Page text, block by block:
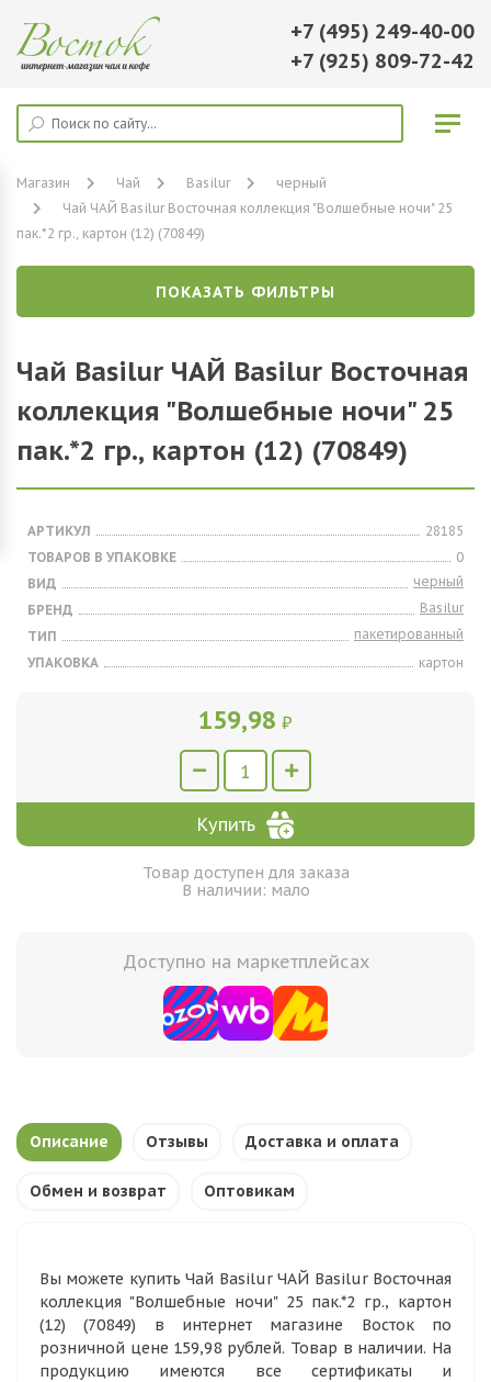
+7 (495) 249-40-00
+7 (925) 809-72-42
Магазин Чай Basilur
черный
Чай ЧАЙ Basilur Восточная коллекция "Волшебные ночи" 25
пак.*2 гр., картон (12) (70849)
ПОКАЗАТЬ ФИЛЬТРЫ
Чай Basilur ЧАЙ Basilur Восточная
коллекция "Волшебные ночи" 25
пак.*2 гр., картон (12) (70849)
АРТИКУЛ
28185
ТОВАРОВ В УПАКОВКЕ
0
ВИД
черный
БРЕНД
Basilur
ТИП
пакетированный
УПАКОВКА
картон
159,98 ₽
Купить
Товар доступен для заказа
В наличии: мало
Доступно на маркетплейсах
Описание Отзывы Доставка и оплата
Обмен и возврат Оптовикам
Вы можете купить Чай Basilur ЧАЙ Basilur Восточная
коллекция "Волшебные ночи" 25 пак.*2 гр., картон
(12) (70849) в интернет магазине Восток по
розничной цене 159,98 рублей. Товар в наличии. На
продукцию имеются все сертификаты и